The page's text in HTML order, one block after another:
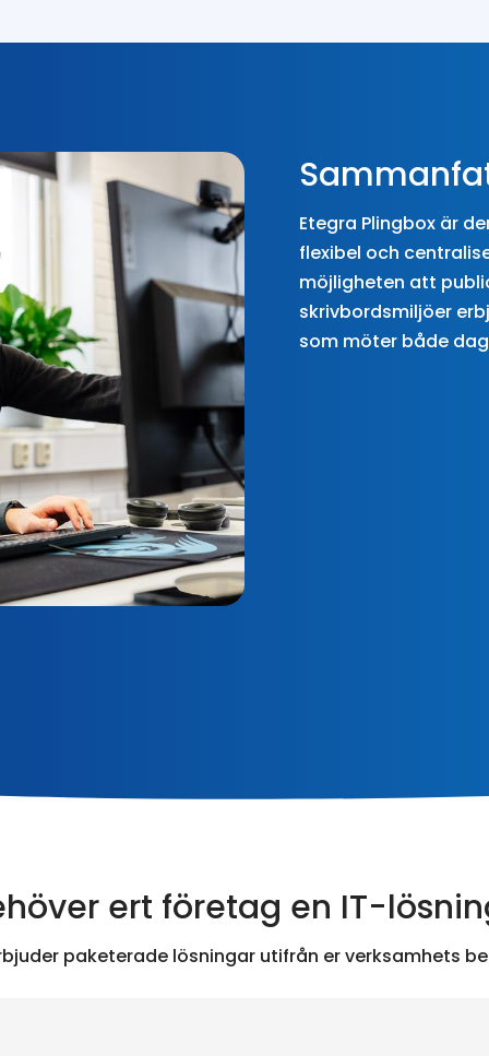
Etegra Plingbox är
flexibel och
möjligheten att
skrivbordsmiljöer
som möter både
ert företag en IT-
paketerade lösningar utifrån er verksamhets